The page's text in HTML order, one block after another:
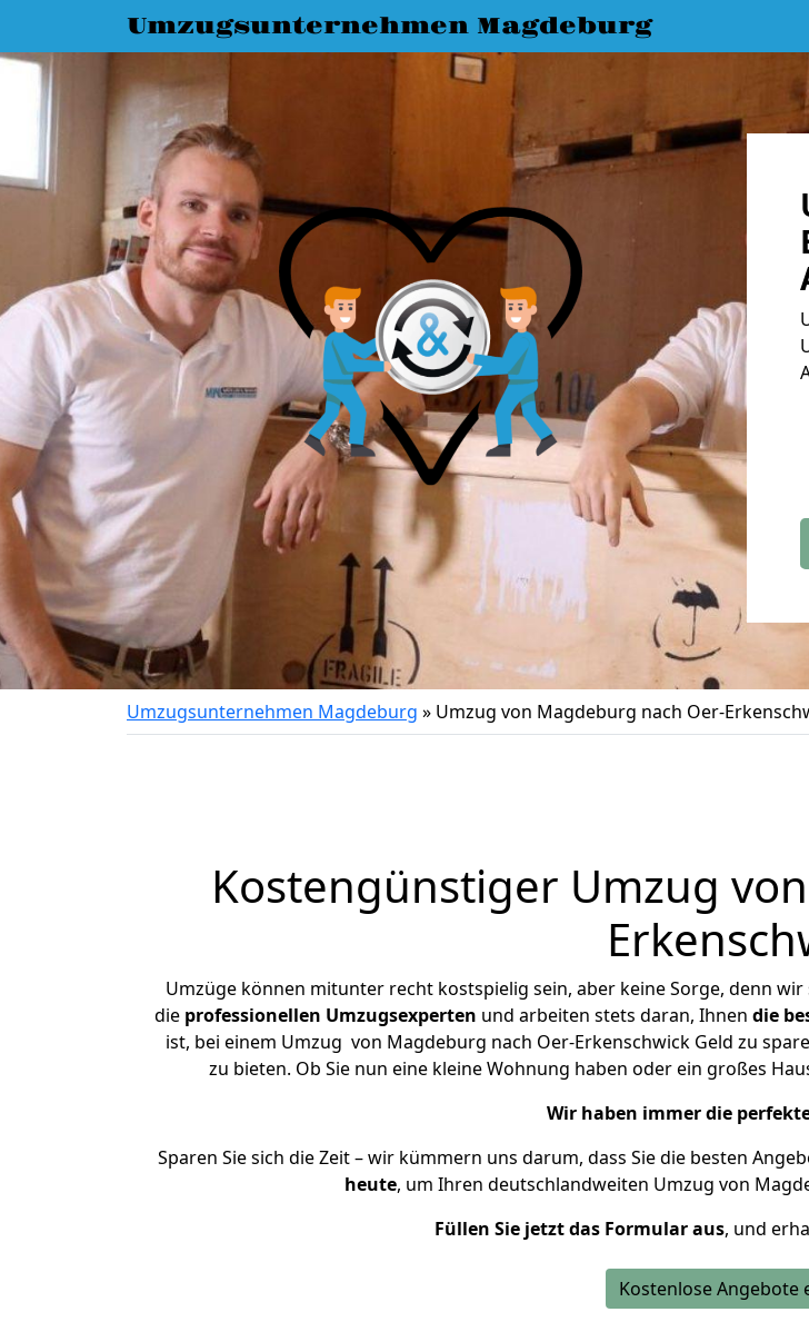
Umzugsunternehmen Magdeburg
Umzugsunternehmen Magdeburg » Umzug von Magdeburg nach Oer-
Kostengünstiger Umzug
Umzüge können mitunter recht kostspielig sein, aber keine Sorge, denn wir
die professionellen Umzugsexperten und arbeiten stets daran, Ihnen die
ist, bei einem Umzug von Magdeburg nach Oer-Erkenschwick Geld zu
zu bieten. Ob Sie nun eine kleine Wohnung haben oder ein großes
Wir haben immer die
Sparen Sie sich die Zeit – wir kümmern uns darum, dass Sie die besten
heute, um Ihren deutschlandweiten Umzug von
Füllen Sie jetzt das Formular aus, und
Kostenlose Angebote